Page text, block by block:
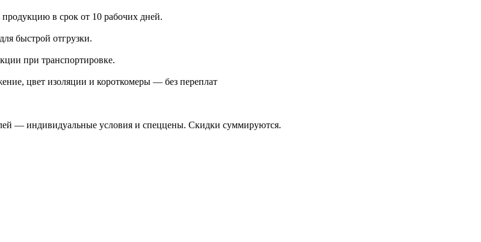
в срок от 10 рабочих дней.
быстрой отгрузки.
при транспортировке.
цвет изоляции и короткомеры — без переплат
— индивидуальные условия и спеццены. Скидки суммируются.